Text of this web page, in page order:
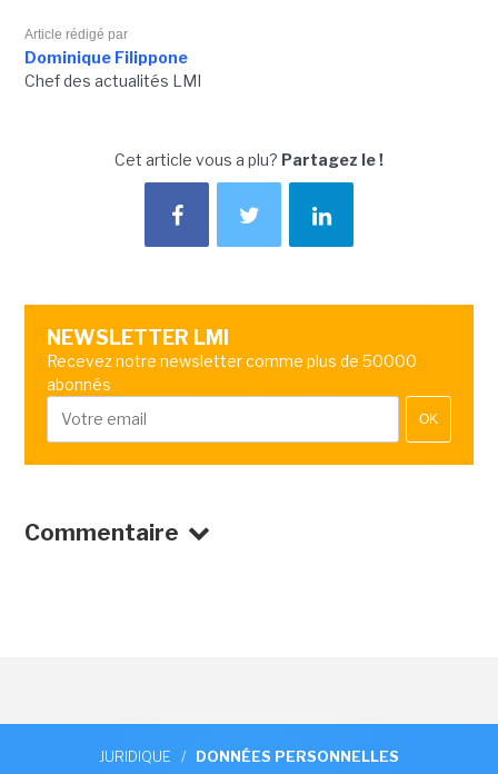
Article rédigé par
Dominique Filippone
Chef des actualités LMI
Cet article vous a plu? Partagez le !
NEWSLETTER LMI
Recevez notre newsletter comme plus de 50000
abonnés
OK
Commentaire
JURIDIQUE / DONNÉES PERSONNELLES